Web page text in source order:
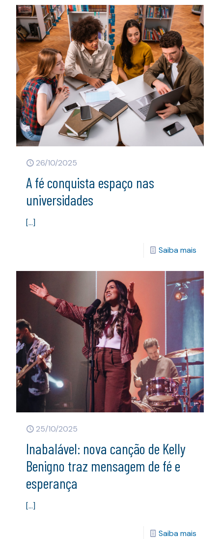
26/10/2025
A fé conquista espaço nas
universidades
[…]
Saiba mais
25/10/2025
Inabalável: nova canção de Kelly
Benigno traz mensagem de fé e
esperança
[…]
Saiba mais